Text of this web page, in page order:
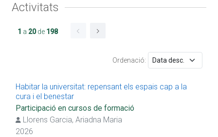
Activitats
1 a 20de 198
Ordenació:
Habitar la universitat: repensant els espais cap a la
cura i el benestar
Participació en cursos de formació
Llorens Garcia, Ariadna Maria
2026